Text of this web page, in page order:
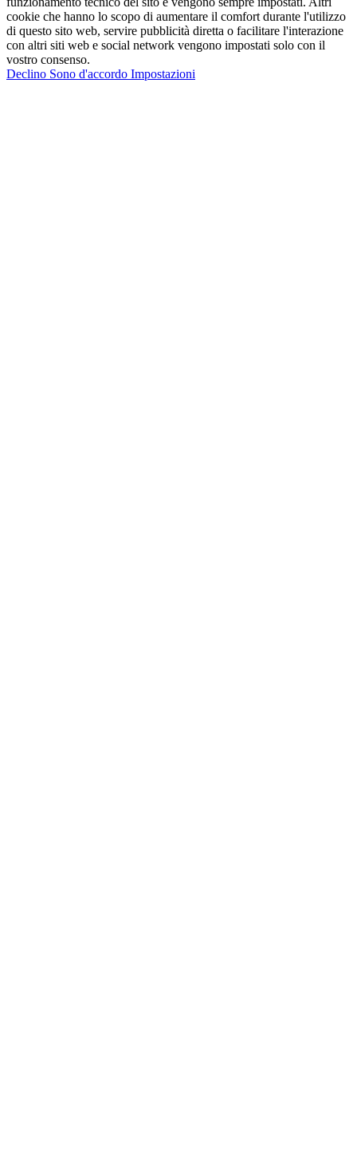
cookie che hanno lo scopo di aumentare il comfort durante l'utilizzo
di questo sito web, servire pubblicità diretta o facilitare l'interazione
con altri siti web e social network vengono impostati solo con il
vostro consenso.
Declino Sono d'accordo Impostazioni